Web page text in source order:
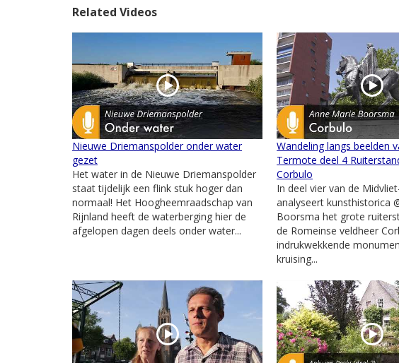
Related Videos
Nieuwe Driemanspolder onder water
gezet
Het water in de Nieuwe Driemanspolder
staat tijdelijk een flink stuk hoger dan
normaal! Het Hoogheemraadschap van
Rijnland heeft de waterberging hier de
afgelopen dagen deels onder water...
Wandeling langs beelden
Termote deel 4
Corbulo
In deel vier van de
analyseert kunsthistorica
Boorsma het grote
de Romeinse veldheer
indrukwekkende
kruising...